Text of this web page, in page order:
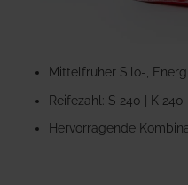
Anfang
Bildgalerie
springen
Mittelfrüher Silo-,
Reifezahl: S 240 | K 240
Hervorragende